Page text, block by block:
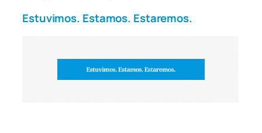
Estuvimos. Estamos. Estaremos.